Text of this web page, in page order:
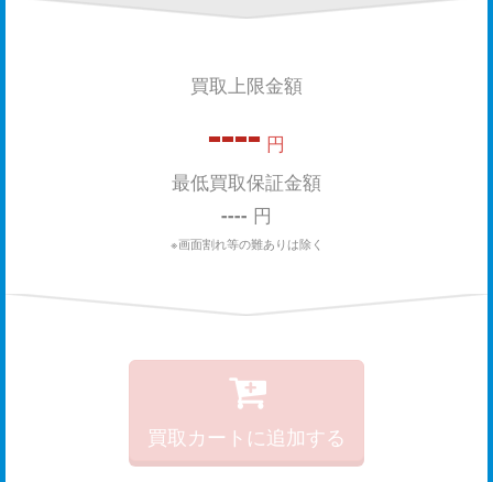
買取上限金額
---- 円
最低買取保証金額
---- 円
※画面割れ等の難ありは除く
買取カートに追加する